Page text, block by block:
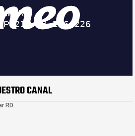
CANAL